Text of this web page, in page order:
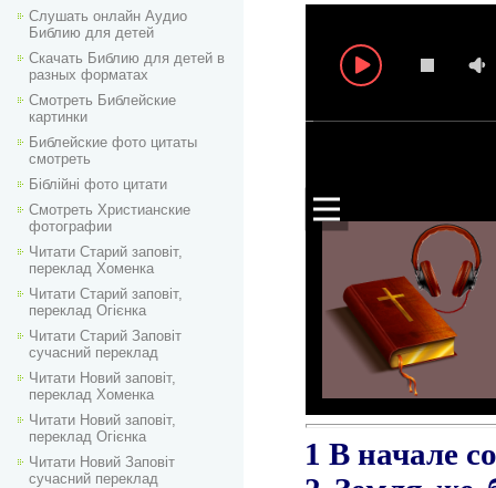
Слушать онлайн Аудио
Библию для детей
Скачать Библию для детей в
разных форматах
Смотреть Библейские
картинки
Библейские фото цитаты
смотреть
Біблійні фото цитати
Смотреть Христианские
фотографии
Читати Старий заповіт,
переклад Хоменка
Читати Старий заповіт,
переклад Огієнка
Читати Старий Заповіт
сучасний переклад
Читати Новий заповіт,
переклад Хоменка
Читати Новий заповіт,
переклад Огієнка
Читати Новий Заповіт
сучасний переклад